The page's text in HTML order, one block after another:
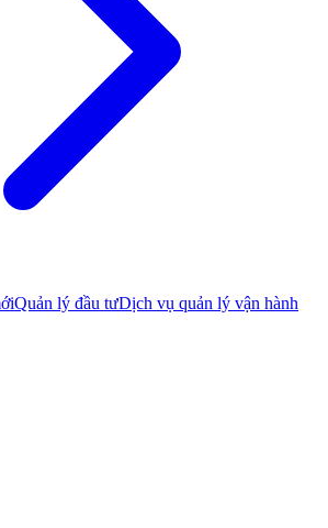
Quản lý đầu tưDịch vụ quản lý vận hành